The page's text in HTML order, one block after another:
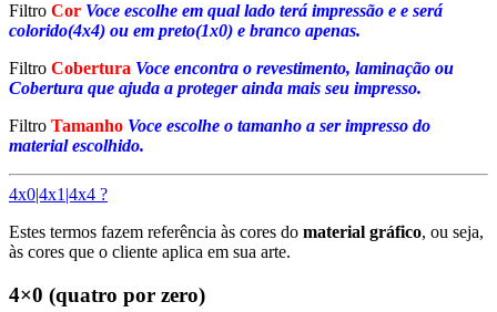
Filtro Cor Voce escolhe em qual lado terá impressão e e será
colorido(4x4) ou em preto(1x0) e branco apenas.
Filtro Cobertura Voce encontra o revestimento, laminação ou
Cobertura que ajuda a proteger ainda mais seu impresso.
Filtro Tamanho Voce escolhe o tamanho a ser impresso do
material escolhido.
4x0|4x1|4x4 ?
Estes termos fazem referência às cores do material gráfico, ou seja,
às cores que o cliente aplica em sua arte.
4×0 (quatro por zero)